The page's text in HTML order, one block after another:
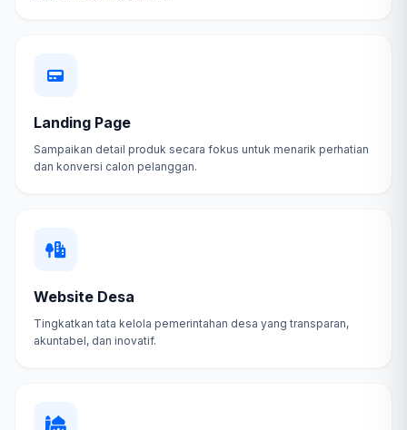
Landing Page
Sampaikan detail produk secara fokus untuk menarik perhatian
dan konversi calon pelanggan.
Website Desa
Tingkatkan tata kelola pemerintahan desa yang transparan,
akuntabel, dan inovatif.